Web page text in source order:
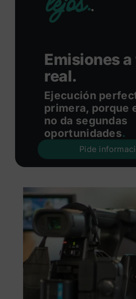
.
Emisiones
real.
Ejecución
primera, porque
no da segundas
oportunidades.
Pide